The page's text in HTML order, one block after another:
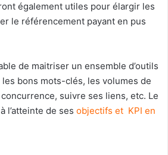
également utiles pour élargir les
le référencement payant en pus
de maitriser un ensemble d’outils
bons mots-clés, les volumes de
suivre ses liens, etc. Le
l’atteinte de ses objectifs et KPI en